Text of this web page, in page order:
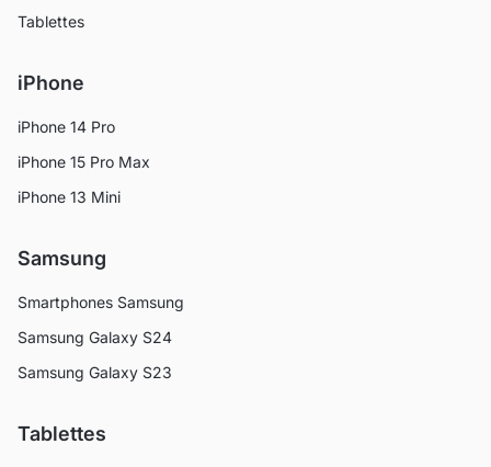
Tablettes
iPhone
iPhone 14 Pro
iPhone 15 Pro Max
iPhone 13 Mini
Samsung
Smartphones Samsung
Samsung Galaxy S24
Samsung Galaxy S23
Tablettes